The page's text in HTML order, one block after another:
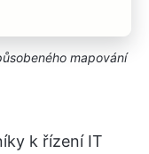
mapování
k řízení IT